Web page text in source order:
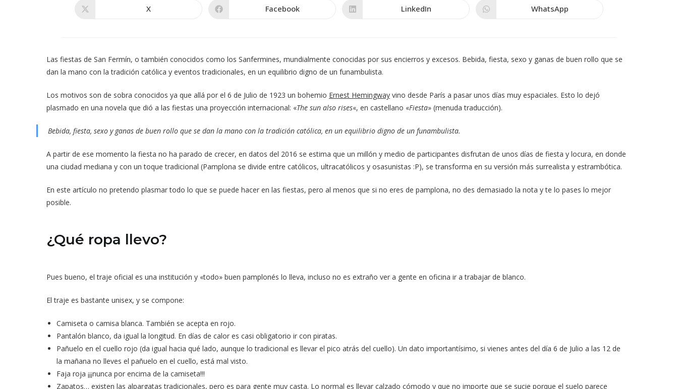
CONTENIDO
X Se
Facebook Se
LinkedIn Se
WhatsApp
Las fiestas de San Fermín, o también conocidos como los Sanfermines, mundialmente conocidas por sus encierros y excesos. Bebida, fiesta, sexo y ganas de buen rollo que se
dan la mano con la tradición católica y eventos tradicionales, en un equilibrio digno de un funambulista.
Los motivos son de sobra conocidos ya que allá por el 6 de Julio de 1923 un bohemio Ernest Hemingway vino desde París a pasar unos días muy espaciales. Esto lo dejó
plasmado en una novela que dió a las fiestas una proyección internacional: «The sun also rises«, en castellano «Fiesta» (menuda traducción).
Bebida, fiesta, sexo y ganas de buen rollo que se dan la mano con la tradición católica, en un equilibrio digno de un funambulista.
A partir de ese momento la fiesta no ha parado de crecer, en datos del 2016 se estima que un millón y medio de participantes disfrutan de unos días de fiesta y locura, en donde
una ciudad mediana y con un toque tradicional (Pamplona se divide entre católicos, ultracatólicos y osasunistas :P), se transforma en su versión más surrealista y estrambótica.
En este artículo no pretendo plasmar todo lo que se puede hacer en las fiestas, pero al menos que si no eres de pamplona, no des demasiado la nota y te lo pases lo mejor
posible.
¿Qué ropa llevo?
Pues bueno, el traje oficial es una institución y «todo» buen pamplonés lo lleva, incluso no es extraño ver a gente en oficina ir a trabajar de blanco.
El traje es bastante unisex, y se compone:
Camiseta o camisa blanca. También se acepta en rojo.
Pantalón blanco, da igual la longitud. En días de calor es casi obligatorio ir con piratas.
Pañuelo en el cuello rojo (da igual hacia qué lado, aunque lo tradicional es llevar el pico atrás del cuello). Un dato importantísimo, si vienes antes del día 6 de Julio a las 12 de
la mañana no lleves el pañuelo en el cuello, está mal visto.
Faja roja ¡¡¡nunca por encima de la camiseta!!!
Zapatos… existen las alpargatas tradicionales, pero es para gente muy casta. Lo normal es llevar calzado cómodo y que no importe que se sucie porque el suelo parece